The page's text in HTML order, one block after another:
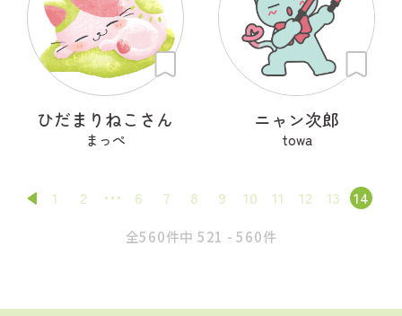
ひだまりねこさん
まっぺ
ニャン次郎
towa
1 2 6 7 8 9 10 11 12 13 14
全560件中 521 - 560件